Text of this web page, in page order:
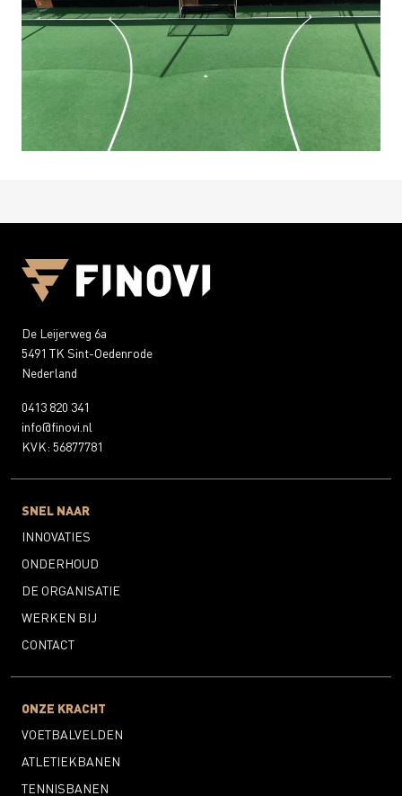
De Leijerweg 6a
5491 TK Sint-Oedenrode
Nederland
0413 820 341
info@finovi.nl
KVK: 56877781
SNEL NAAR
INNOVATIES
ONDERHOUD
DE ORGANISATIE
WERKEN BIJ
CONTACT
ONZE KRACHT
VOETBALVELDEN
ATLETIEKBANEN
TENNISBANEN